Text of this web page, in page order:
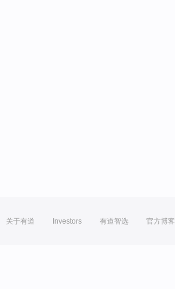
关于有道 Investors 有道智选 官方博客